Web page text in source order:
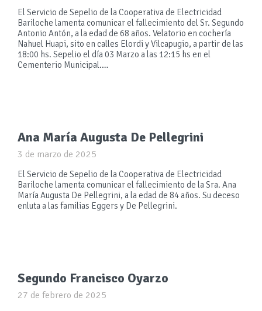
El Servicio de Sepelio de la Cooperativa de Electricidad
Bariloche lamenta comunicar el fallecimiento del Sr. Segundo
Antonio Antón, a la edad de 68 años. Velatorio en cochería
Nahuel Huapi, sito en calles Elordi y Vilcapugio, a partir de las
18:00 hs. Sepelio el día 03 Marzo a las 12:15 hs en el
Cementerio Municipal.…
Ana María Augusta De Pellegrini
3 de marzo de 2025
El Servicio de Sepelio de la Cooperativa de Electricidad
Bariloche lamenta comunicar el fallecimiento de la Sra. Ana
María Augusta De Pellegrini, a la edad de 84 años. Su deceso
enluta a las familias Eggers y De Pellegrini.
Segundo Francisco Oyarzo
27 de febrero de 2025